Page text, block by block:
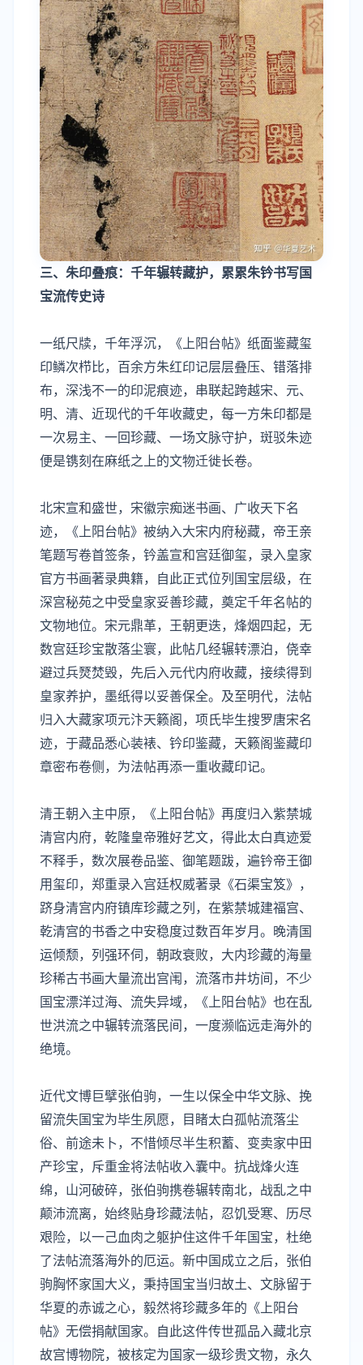
三、朱印叠痕：千年辗转藏护，累累朱钤书写国
宝流传史诗
一纸尺牍，千年浮沉，《上阳台帖》纸面鉴藏玺
印鳞次栉比，百余方朱红印记层层叠压、错落排
布，深浅不一的印泥痕迹，串联起跨越宋、元、
明、清、近现代的千年收藏史，每一方朱印都是
一次易主、一回珍藏、一场文脉守护，斑驳朱迹
便是镌刻在麻纸之上的文物迁徙长卷。
北宋宣和盛世，宋徽宗痴迷书画、广收天下名
迹，《上阳台帖》被纳入大宋内府秘藏，帝王亲
笔题写卷首签条，钤盖宣和宫廷御玺，录入皇家
官方书画著录典籍，自此正式位列国宝层级，在
深宫秘苑之中受皇家妥善珍藏，奠定千年名帖的
文物地位。宋元鼎革，王朝更迭，烽烟四起，无
数宫廷珍宝散落尘寰，此帖几经辗转漂泊，侥幸
避过兵燹焚毁，先后入元代内府收藏，接续得到
皇家养护，墨纸得以妥善保全。及至明代，法帖
归入大藏家项元汴天籁阁，项氏毕生搜罗唐宋名
迹，于藏品悉心装裱、钤印鉴藏，天籁阁鉴藏印
章密布卷侧，为法帖再添一重收藏印记。
清王朝入主中原，《上阳台帖》再度归入紫禁城
清宫内府，乾隆皇帝雅好艺文，得此太白真迹爱
不释手，数次展卷品鉴、御笔题跋，遍钤帝王御
用玺印，郑重录入宫廷权威著录《石渠宝笈》，
跻身清宫内府镇库珍藏之列，在紫禁城建福宫、
乾清宫的书香之中安稳度过数百年岁月。晚清国
运倾颓，列强环伺，朝政衰败，大内珍藏的海量
珍稀古书画大量流出宫闱，流落市井坊间，不少
国宝漂洋过海、流失异域，《上阳台帖》也在乱
世洪流之中辗转流落民间，一度濒临远走海外的
绝境。
近代文博巨擘张伯驹，一生以保全中华文脉、挽
留流失国宝为毕生夙愿，目睹太白孤帖流落尘
俗、前途未卜，不惜倾尽半生积蓄、变卖家中田
产珍宝，斥重金将法帖收入囊中。抗战烽火连
绵，山河破碎，张伯驹携卷辗转南北，战乱之中
颠沛流离，始终贴身珍藏法帖，忍饥受寒、历尽
艰险，以一己血肉之躯护住这件千年国宝，杜绝
了法帖流落海外的厄运。新中国成立之后，张伯
驹胸怀家国大义，秉持国宝当归故土、文脉留于
华夏的赤诚之心，毅然将珍藏多年的《上阳台
帖》无偿捐献国家。自此这件传世孤品入藏北京
故宫博物院，被核定为国家一级珍贵文物，永久